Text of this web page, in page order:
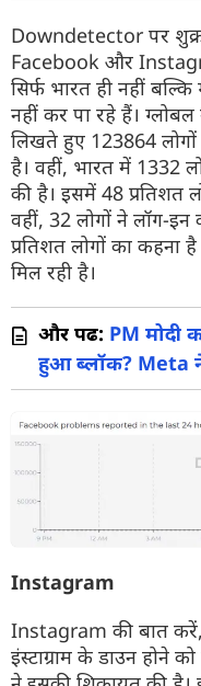
Downdetector पर
Facebook और
सिर्फ भारत ही नहीं
नहीं कर पा रहे हैं।
लिखते हुए 123864
है। वहीं, भारत में 1332
की है। इसमें 48 प्रतिशत
वहीं, 32 लोगों ने लॉग-इन
प्रतिशत लोगों का कहना
मिल रही है।
और पढें: PM मोदी
हुआ ब्लॉक? Meta
Instagram
Instagram की बात
इंस्टाग्राम के डाउन होने